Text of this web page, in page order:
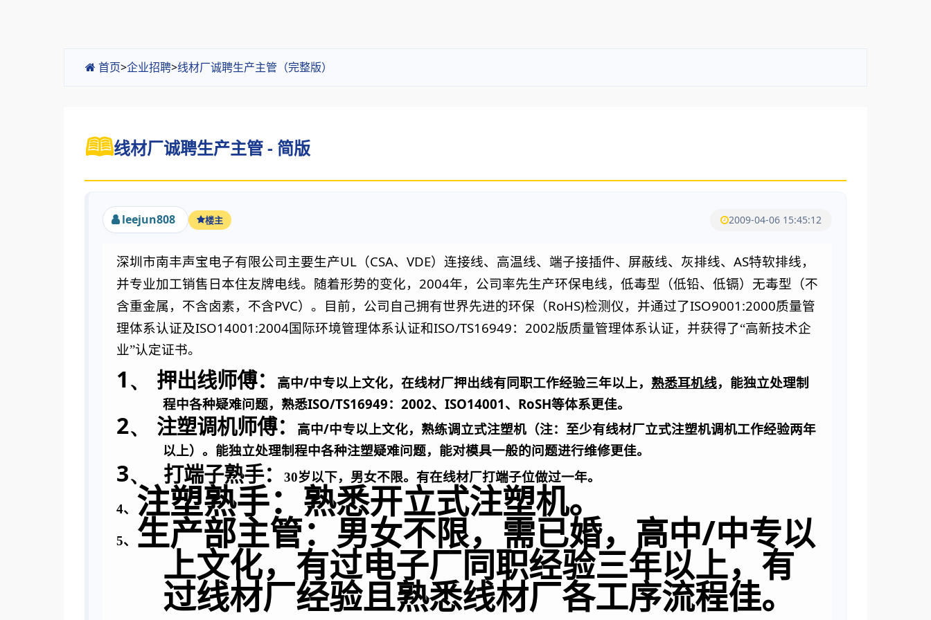
首页>企业招聘>线材厂诚聘生产主管（完整版）
线材厂诚聘生产主管 - 简版
leejun808 楼主 2009-04-06 15:45:12
深圳市南丰声宝电子有限公司主要生产UL （CSA、 VDE）连接线、高温线、端子接插件、屏蔽线、灰排线、 AS特软排线，
并专业加工销售日本住友牌电线。随着形势的变化， 2004年，公司率先生产环保电线，低毒型（低铅、低镉）无毒型（不
含重金属，不含卤素，不含PVC）。目前，公司自己拥有世界先进的环保（RoHS)检测仪，并通过了ISO9001:2000质量管
理体系认证及ISO14001:2004国际环境管理体系认证和ISO/TS16949： 2002版质量管理体系认证，并获得了“高新技术企
业”认定证书。
1、 押出线师傅： 高中/中专以上文化，在线材厂押出线有同职工作经验三年以上， 熟悉耳机线，能独立处理制
程中各种疑难问题，熟悉ISO/TS16949： 2002、 ISO14001、 RoSH等体系更佳。
2、 注塑调机师傅： 高中/中专以上文化，熟练调立式注塑机（注：至少有线材厂立式注塑机调机工作经验两年
以上）。能独立处理制程中各种注塑疑难问题，能对模具一般的问题进行维修更佳。
3、 打端子熟手： 30岁以下，男女不限。有在线材厂打端子位做过一年。
4、 注塑熟手：熟悉开立式注塑机。
5、 生产部主管：男女不限，需已婚，高中/中专以
上文化，有过电子厂同职经验三年以上，有
过线材厂经验且熟悉线材厂各工序流程佳。